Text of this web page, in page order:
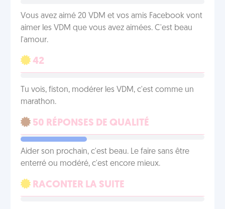
Vous avez aimé 20 VDM et vos amis Facebook vont
aimer les VDM que vous avez aimées. C'est beau
l'amour.
42
Tu vois, fiston, modérer les VDM, c'est comme un
marathon.
50 RÉPONSES DE QUALITÉ
Aider son prochain, c'est beau. Le faire sans être
enterré ou modéré, c'est encore mieux.
RACONTER LA SUITE